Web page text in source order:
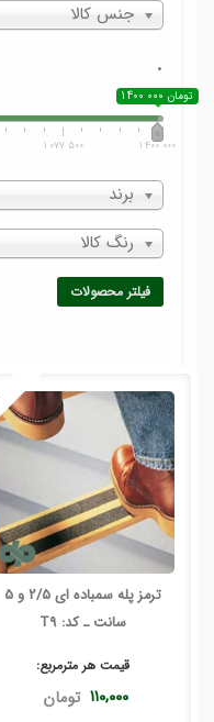
جنس کالا
.
1 400 000 تومان
1 077 500 1 400 000
برند
رنگ کالا
فیلتر محصولات
ترمز پله سمباده ای 2/5 و 5
سانت ـ کد: T9
قیمت هر مترمربع:
۱۱۰,۰۰۰ تومان